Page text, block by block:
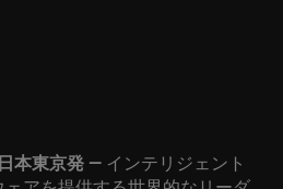
本東京発 — インテリジェント